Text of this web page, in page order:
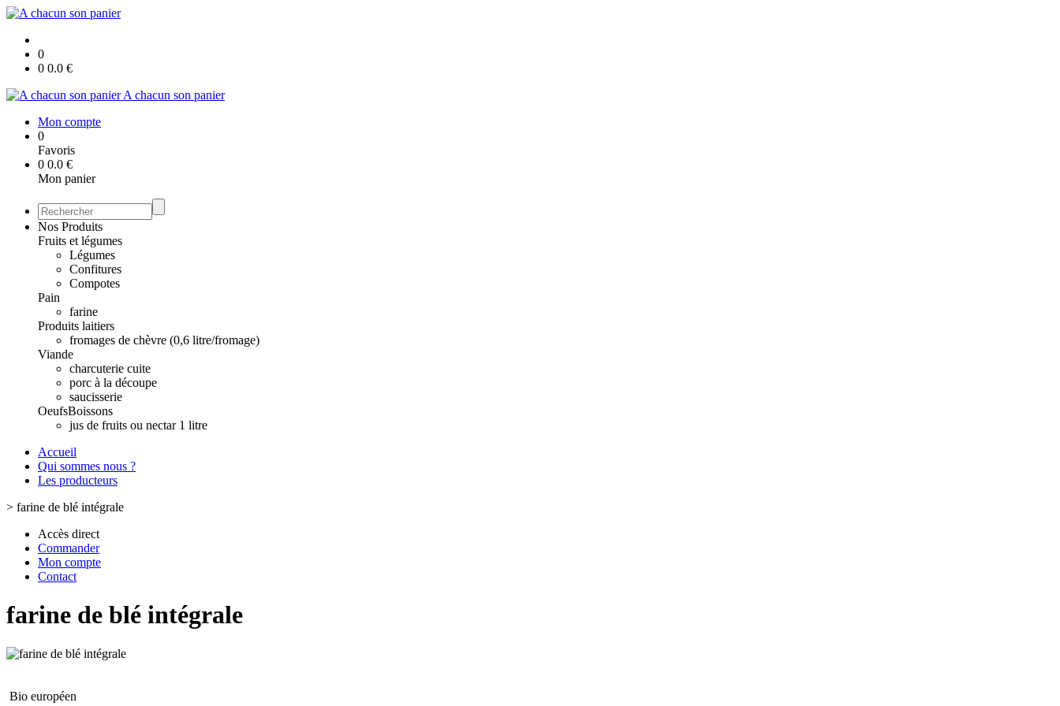
0
0 0.0 €
A chacun son panier
Mon compte
0
Favoris
0 0.0 €
Mon panier
Nos Produits
Fruits et légumes
Légumes
Confitures
Compotes
Pain
farine
Produits laitiers
fromages de chèvre (0,6 litre/fromage)
Viande
charcuterie cuite
porc à la découpe
saucisserie
OeufsBoissons
jus de fruits ou nectar 1 litre
Accueil
Qui sommes nous ?
Les producteurs
> farine de blé intégrale
Accès direct
Commander
Mon compte
Contact
farine de blé intégrale
Bio européen